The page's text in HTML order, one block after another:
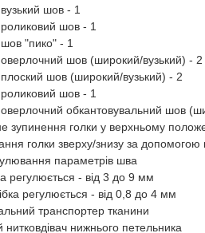
шов - 1
шов - 1
"пико" - 1
шов (широкий/вузький) - 2
шов (широкий/вузький) - 2
шов - 1
обкантовувальний шов
зупинення голки у верхньому
голки зверху/знизу за допомогою
параметрів шва
регулюється - від 3 до 9 мм
регулюється - від 0,8 до 4 мм
транспортер тканини
нижнього петельника